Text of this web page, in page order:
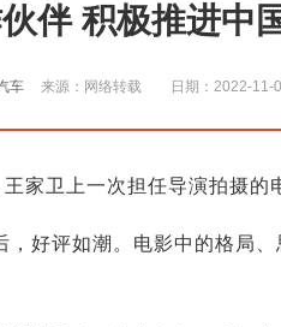
伴 积极推进中
车 来源：网络转载 日期：2022-11-
家卫上一次担任导演拍摄的
，好评如潮。电影中的格局